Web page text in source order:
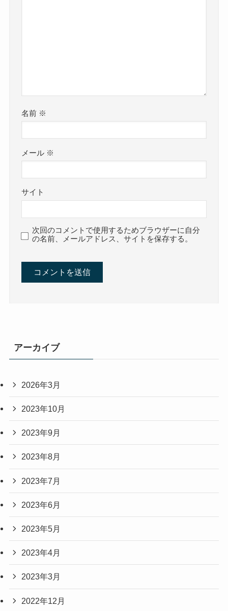
名前 ※
メール ※
サイト
次回のコメントで使用するためブラウザーに自分
の名前、メールアドレス、サイトを保存する。
アーカイブ
2026年3月
2023年10月
2023年9月
2023年8月
2023年7月
2023年6月
2023年5月
2023年4月
2023年3月
2022年12月